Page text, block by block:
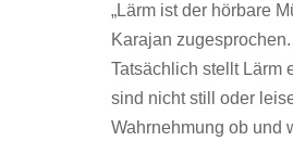
„Lärm ist der hörbare
Karajan zugesprochen.
Tatsächlich stellt Lärm
sind nicht still oder
Wahrnehmung ob und